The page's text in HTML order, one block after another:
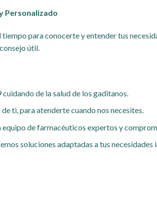
Personalizado
tiempo para conocerte y entender tus
útil.
de la salud de los gaditanos.
ti, para atenderte cuando nos necesites.
de farmacéuticos expertos y
soluciones adaptadas a tus necesidades